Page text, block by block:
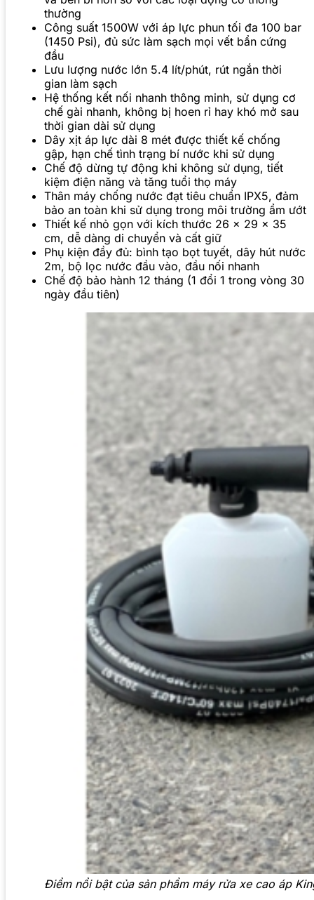
thường
Công suất 1500W với áp lực phun tối đa 100 bar
(1450 Psi), đủ sức làm sạch mọi vết bẩn cứng
đầu
Lưu lượng nước lớn 5.4 lít/phút, rút ngắn thời
gian làm sạch
Hệ thống kết nối nhanh thông minh, sử dụng cơ
chế gài nhanh, không bị hoen rỉ hay khó mở sau
thời gian dài sử dụng
Dây xịt áp lực dài 8 mét được thiết kế chống
gập, hạn chế tình trạng bí nước khi sử dụng
Chế độ dừng tự động khi không sử dụng, tiết
kiệm điện năng và tăng tuổi thọ máy
Thân máy chống nước đạt tiêu chuẩn IPX5, đảm
bảo an toàn khi sử dụng trong môi trường ẩm ướt
Thiết kế nhỏ gọn với kích thước 26 x 29 x 35
cm, dễ dàng di chuyển và cất giữ
Phụ kiện đầy đủ: bình tạo bọt tuyết, dây hút nước
2m, bộ lọc nước đầu vào, đầu nối nhanh
Chế độ bảo hành 12 tháng (1 đổi 1 trong vòng 30
ngày đầu tiên)
Điểm nổi bật của sản phẩm máy rửa xe cao áp